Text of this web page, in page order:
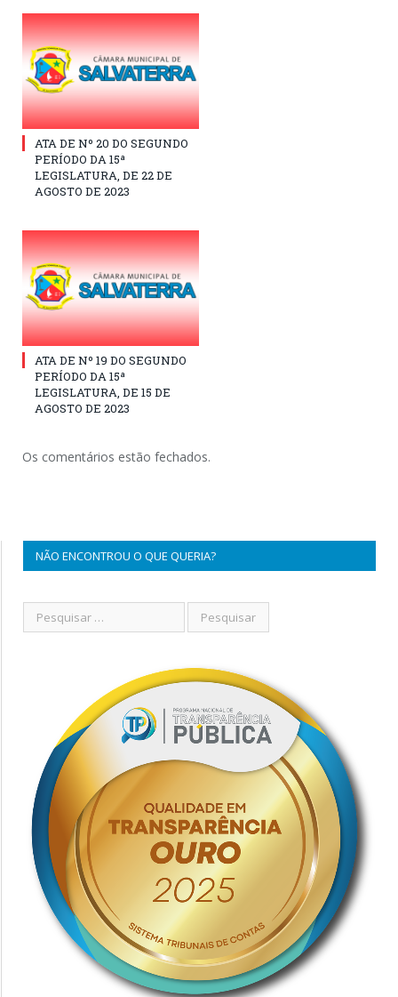
ATA DE Nº 20 DO SEGUNDO
PERÍODO DA 15ª
LEGISLATURA, DE 22 DE
AGOSTO DE 2023
ATA DE Nº 19 DO SEGUNDO
PERÍODO DA 15ª
LEGISLATURA, DE 15 DE
AGOSTO DE 2023
Os comentários estão fechados.
NÃO ENCONTROU O QUE QUERIA?